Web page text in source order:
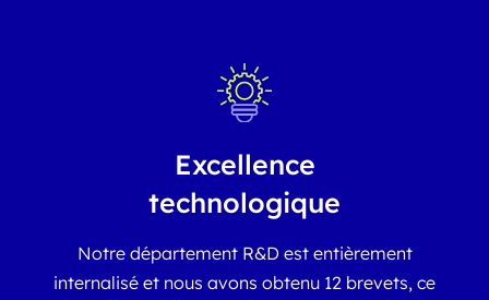
Excellence
technologique
Notre département R&D est entièrement
internalisé et nous avons obtenu 12 brevets, ce